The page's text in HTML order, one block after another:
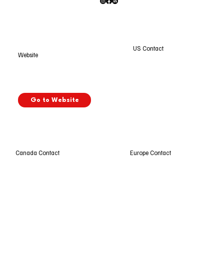
Website
Go to Website
US Contact
Canada Contact Europe Contact